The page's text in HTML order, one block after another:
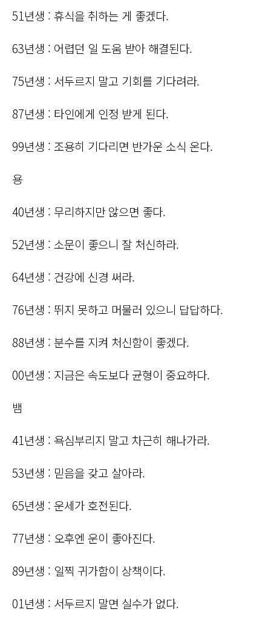
51년생 : 휴식을 취하는 게 좋겠다.
63년생 : 어렵던 일 도움 받아 해결된다.
75년생 : 서두르지 말고 기회를 기다려라.
87년생 : 타인에게 인정 받게 된다.
99년생 : 조용히 기다리면 반가운 소식 온다.
용
40년생 : 무리하지만 않으면 좋다.
52년생 : 소문이 좋으니 잘 처신하라.
64년생 : 건강에 신경 써라.
76년생 : 뛰지 못하고 머물러 있으니 답답하다.
88년생 : 분수를 지켜 처신함이 좋겠다.
00년생 : 지금은 속도보다 균형이 중요하다.
뱀
41년생 : 욕심부리지 말고 차근히 해나가라.
53년생 : 믿음을 갖고 살아라.
65년생 : 운세가 호전된다.
77년생 : 오후엔 운이 좋아진다.
89년생 : 일찍 귀가함이 상책이다.
01년생 : 서두르지 말면 실수가 없다.